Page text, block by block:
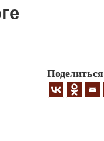
Поделиться